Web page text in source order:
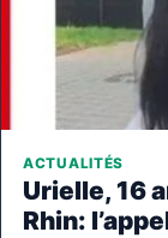
ACTUALITÉS
Urielle, 16
Rhin: